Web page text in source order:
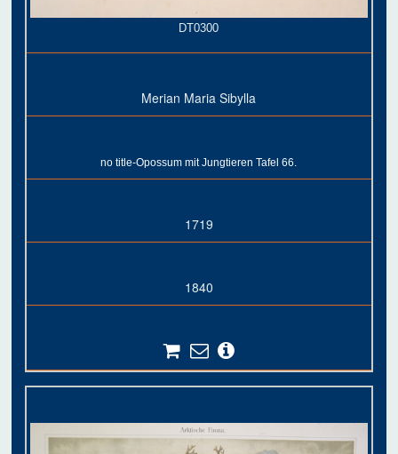
DT0300
Merian Maria Sibylla
no title-Opossum mit Jungtieren Tafel 66.
1719
1840